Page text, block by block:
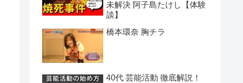
未解決 阿子島たけし【体験
談】
橋本環奈 胸チラ
40代 芸能活動 徹底解説！